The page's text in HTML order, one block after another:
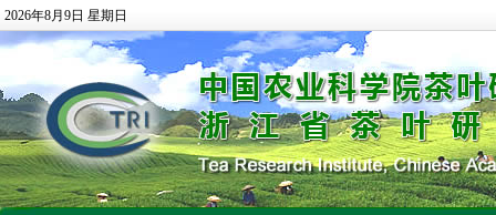
2026年8月9日 星期日